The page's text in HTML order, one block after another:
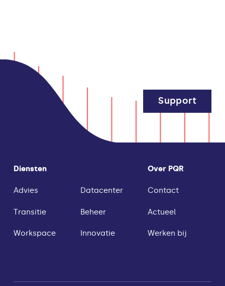
Diensten
Advies
Transitie
Workspace
Datacenter
Beheer
Innovatie
Over PQR
Contact
Actueel
Werken bij
Support